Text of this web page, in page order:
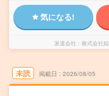
気になる!
派遣会社 株式会社
未読 掲載日 2026/08/05